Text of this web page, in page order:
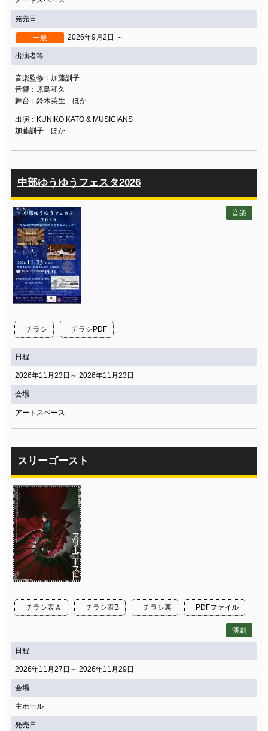
発売日
一般 2026年9月2日 ～
出演者等
音楽監修：加藤訓子
音響：原島和久
舞台：鈴木英生 ほか
出演：KUNIKO KATO & MUSICIANS
加藤訓子 ほか
中部ゆうゆうフェスタ2026
チラシ チラシPDF
音楽
日程
2026年11月23日～ 2026年11月23日
会場
アートスペース
スリーゴースト
チラシ表Ａ チラシ表B チラシ裏 PDFファイル
演劇
日程
2026年11月27日～ 2026年11月29日
会場
主ホール
発売日